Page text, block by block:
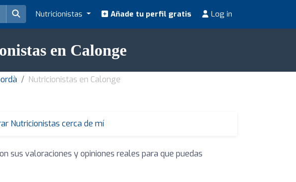
Nutricionistas Añade tu perfil gratis Log in
en Calonge
Nutricionistas en Calonge
Nutricionistas cerca de mí
sus valoraciones y opiniones reales para que puedas